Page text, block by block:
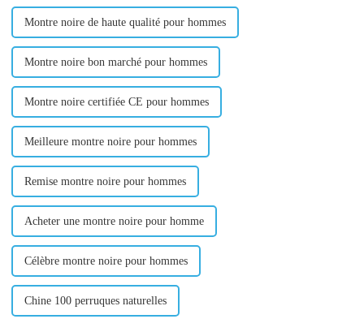
Montre noire de haute qualité pour hommes
Montre noire bon marché pour hommes
Montre noire certifiée CE pour hommes
Meilleure montre noire pour hommes
Remise montre noire pour hommes
Acheter une montre noire pour homme
Célèbre montre noire pour hommes
Chine 100 perruques naturelles